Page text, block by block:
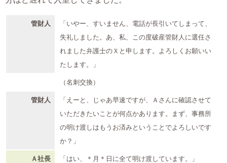
管財人
「いやー、すいません、電話が長引いてしまって、
失礼しました。あ、私、この度破産管財人に選任さ
れました弁護士のＸと申します。よろしくお願いい
たします。」
（名刺交換）
管財人
「えーと、じゃあ早速ですが、Ａさんに確認させて
いただきたいことが何点かあります。まず、事務所
の明け渡しはもうお済みということでよろしいです
か？」
Ａ社長 「はい、＊月＊日に全て明け渡しています。」